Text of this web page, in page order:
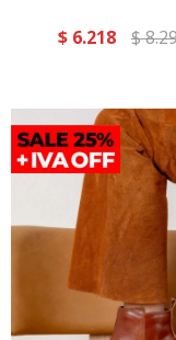
$ 6.218 $